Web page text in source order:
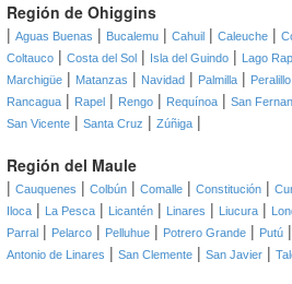
Región de Ohiggins
| Aguas Buenas | Bucalemu | Cahuil | Caleuche |
Coltauco | Costa del Sol | Isla del Guindo | Lago
Marchigüe | Matanzas | Navidad | Palmilla | Peralillo
Rancagua | Rapel | Rengo | Requínoa | San
San Vicente | Santa Cruz | Zúñiga |
Región del Maule
| Cauquenes | Colbún | Comalle | Constitución |
Iloca | La Pesca | Licantén | Linares | Liucura |
Parral | Pelarco | Pelluhue | Potrero Grande | Putú |
Antonio de Linares | San Clemente | San Javier |